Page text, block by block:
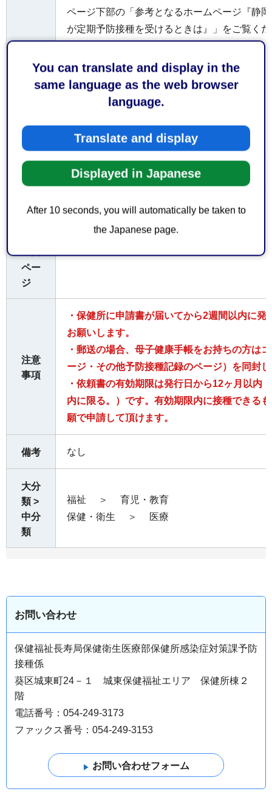
You can translate and display in the
same language as the web browser
language.
Translate and display
Displayed in Japanese
After 10 seconds, you will automatically be taken to
the Japanese page.
ページ下部の「参考となるホームページ『静
が定期予防接種を受けるときは』」をご覧く
お持
くも
母子健康手帳
無料
参考
ーム
ペー
ジ
注意
事項
・保健所に申請書が届いてから2週間以内に
お願いします。
・郵送の場合、母子健康手帳をお持ちの方は
ージ・その他予防接種記録のページ）を同封
・依頼書の有効期限は発行日から12ヶ月以内
内に限る。）です。有効期限内に接種できる
願で申請して頂けます。
備考 なし
大分
類 >
中分
類
福祉 ＞
育児・教育
保健・衛生
＞ 医療
お問い合わせ
保健福祉長寿局保健衛生医療部保健所感染症対策課予防
接種係
葵区城東町24－１ 城東保健福祉エリア 保健所棟２
階
電話番号：054-249-3173
ファックス番号：054-249-3153